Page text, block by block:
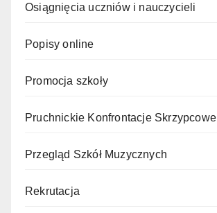
Osiągnięcia uczniów i nauczycieli
Popisy online
Promocja szkoły
Pruchnickie Konfrontacje Skrzypcowe
Przegląd Szkół Muzycznych
Rekrutacja